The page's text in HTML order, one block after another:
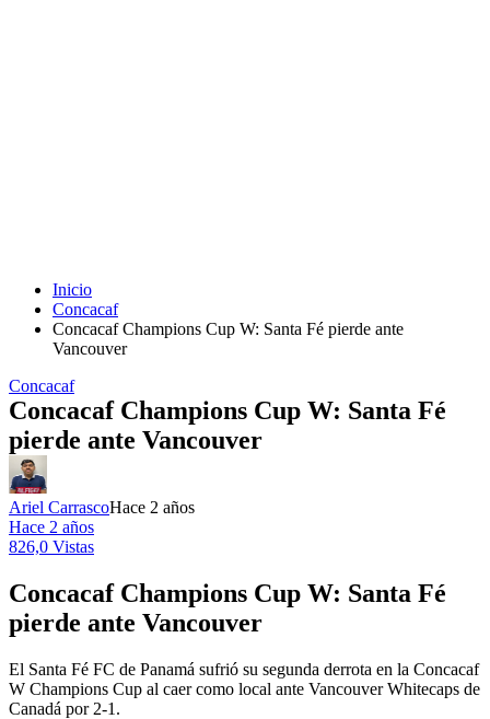
Inicio
Concacaf
Concacaf Champions Cup W: Santa Fé pierde ante
Vancouver
Concacaf
Concacaf Champions Cup W: Santa Fé
pierde ante Vancouver
Ariel CarrascoHace 2 años
Hace 2 años
826,0 Vistas
Concacaf Champions Cup W: Santa Fé
pierde ante Vancouver
El Santa Fé FC de Panamá sufrió su segunda derrota en la Concacaf
W Champions Cup al caer como local ante Vancouver Whitecaps de
Canadá por 2-1.